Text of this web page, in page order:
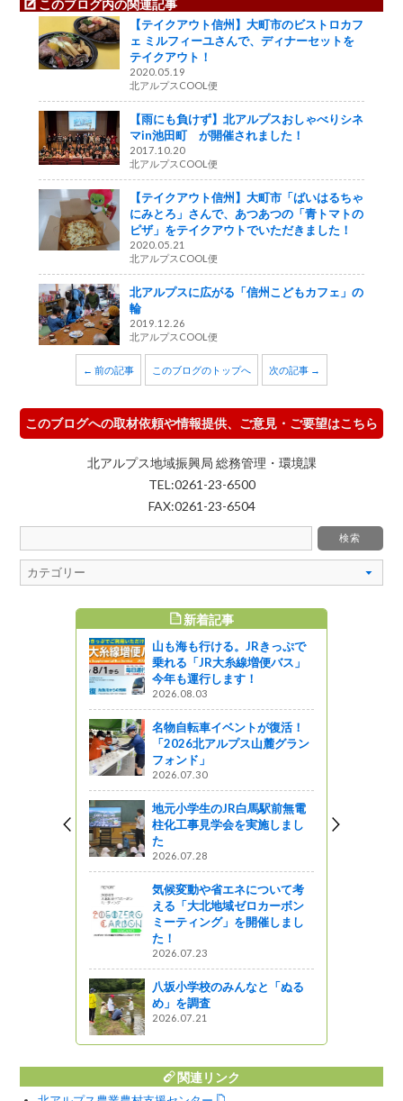
このブログ内の関連記事
【テイクアウト信州】大町市のビストロカフ
ェ ミルフィーユさんで、ディナーセットを
テイクアウト！
2020.05.19
北アルプスCOOL便
【雨にも負けず】北アルプスおしゃべりシネ
マin池田町 が開催されました！
2017.10.20
北アルプスCOOL便
【テイクアウト信州】大町市「ばいはるちゃ
にみとろ」さんで、あつあつの「青トマトの
ピザ」をテイクアウトでいただきました！
2020.05.21
北アルプスCOOL便
北アルプスに広がる「信州こどもカフェ」の
輪
2019.12.26
北アルプスCOOL便
← 前の記事 このブログのトップへ 次の記事 →
このブログへの取材依頼や情報提供、ご意見・ご要望はこちら
北アルプス地域振興局 総務管理・環境課
TEL:0261-23-6500
FAX:0261-23-6504
新着記事
山も海も行ける。JRきっぷで
乗れる「JR大糸線増便バス」
今年も運行します！
2026.08.03
名物自転車イベントが復活！
「2026北アルプス山麓グラン
フォンド」
2026.07.30
地元小学生のJR白馬駅前無電
柱化工事見学会を実施しまし
た
2026.07.28
気候変動や省エネについて考
える「大北地域ゼロカーボン
ミーティング」を開催しまし
た！
2026.07.23
八坂小学校のみんなと「ぬる
め」を調査
2026.07.21
関連リンク